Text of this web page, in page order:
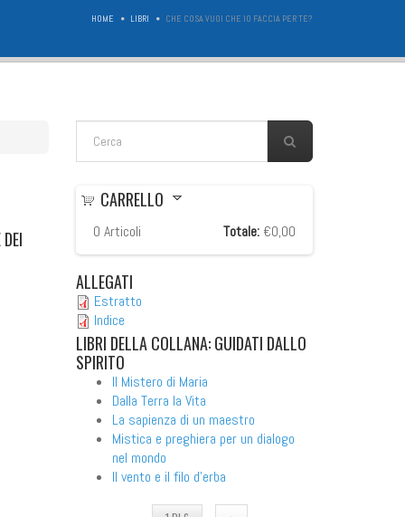
HOME LIBRI CHE COSA VUOI CHE IO FACCIA PER TE?
FORM DI RICERCA
CARRELLO
0 Articoli Totale: €0,00
ALLEGATI
Estratto
Indice
LIBRI DELLA COLLANA: GUIDATI DALLO
SPIRITO
Il Mistero di Maria
Dalla Terra la Vita
La sapienza di un maestro
Mistica e preghiera per un dialogo
nel mondo
Il vento e il filo d'erba